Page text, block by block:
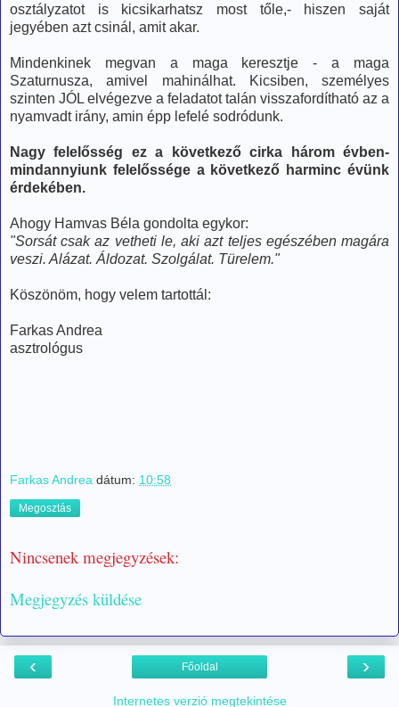
osztályzatot is kicsikarhatsz most tőle,- hiszen saját
jegyében azt csinál, amit akar.
Mindenkinek megvan a maga keresztje - a maga
Szaturnusza, amivel mahinálhat. Kicsiben, személyes
szinten JÓL elvégezve a feladatot talán visszafordítható az a
nyamvadt irány, amin épp lefelé sodródunk.
Nagy felelősség ez a következő cirka három évben-
mindannyiunk felelőssége a következő harminc évünk
érdekében.
Ahogy Hamvas Béla gondolta egykor:
"Sorsát csak az vetheti le, aki azt teljes egészében magára
veszi. Alázat. Áldozat. Szolgálat. Türelem."
Köszönöm, hogy velem tartottál:
Farkas Andrea
asztrológus
Farkas Andrea dátum: 10:58
Megosztás
Nincsenek megjegyzések:
Megjegyzés küldése
‹ ›
Főoldal
Internetes verzió megtekintése